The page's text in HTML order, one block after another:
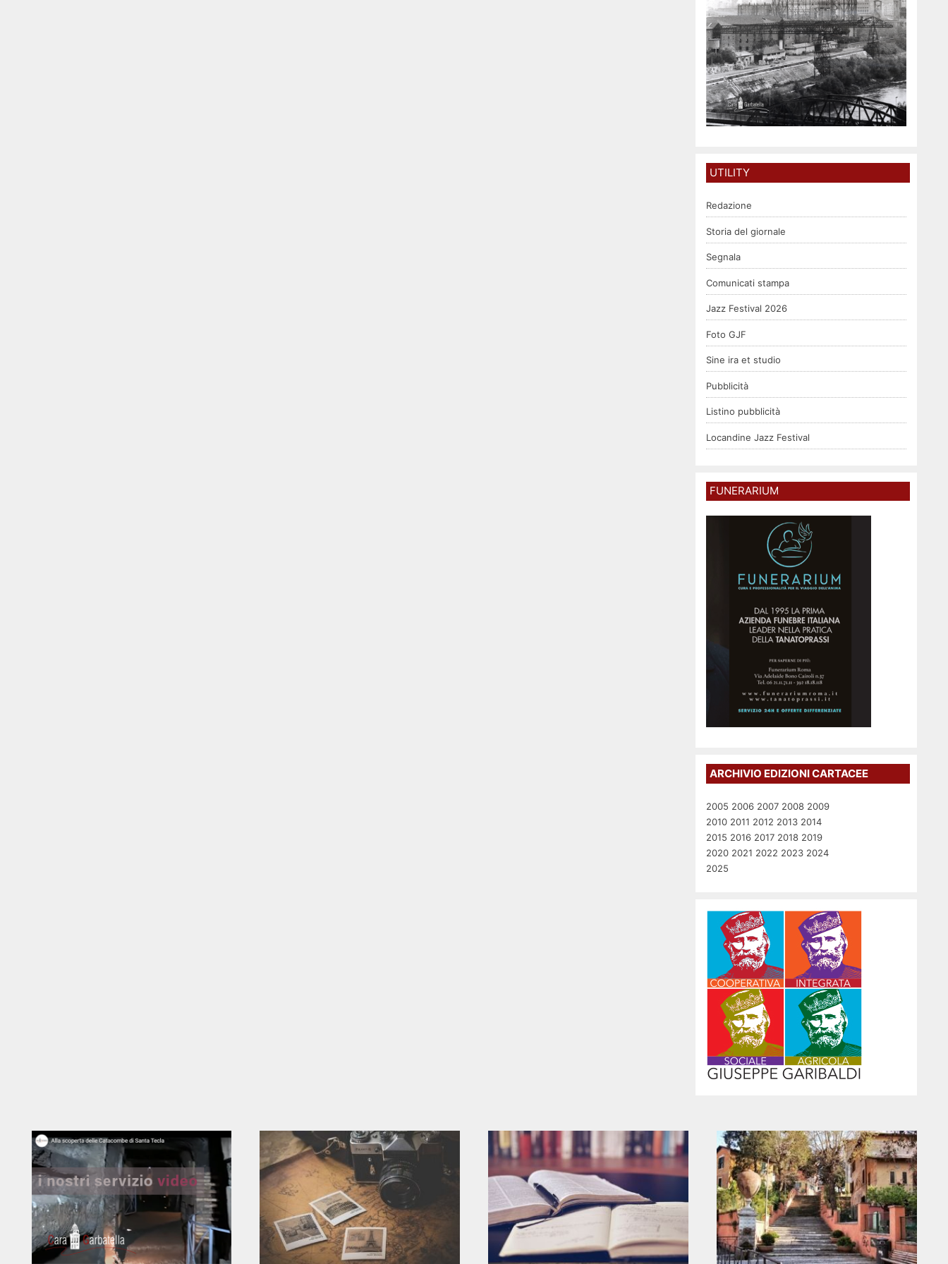
UTILITY
Redazione
Storia del giornale
Segnala
Comunicati stampa
Jazz Festival 2026
Foto GJF
Sine ira et studio
Pubblicità
Listino pubblicità
Locandine Jazz Festival
FUNERARIUM
ARCHIVIO EDIZIONI CARTACEE
2005 2006 2007 2008 2009
2010 2011 2012 2013 2014
2015 2016 2017 2018 2019
2020 2021 2022 2023 2024
2025